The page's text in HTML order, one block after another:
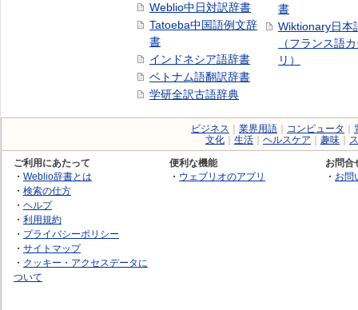
Weblio中日対訳辞書
Tatoeba中国語例文辞
書
インドネシア語辞書
ベトナム語翻訳辞書
学研全訳古語辞典
書
Wiktionary日本
（フランス語
リ）
ビジネス 業界用語 コンピュータ
文化
生活 ヘルスケア 趣味
ご利用にあたって
・ Weblio辞書とは
・ 検索の仕方
・ ヘルプ
・ 利用規約
・ プライバシーポリシー
・ サイトマップ
・ クッキー・アクセスデータに
ついて
便利な機能
・ ウェブリオのアプリ
お問合
・ お問